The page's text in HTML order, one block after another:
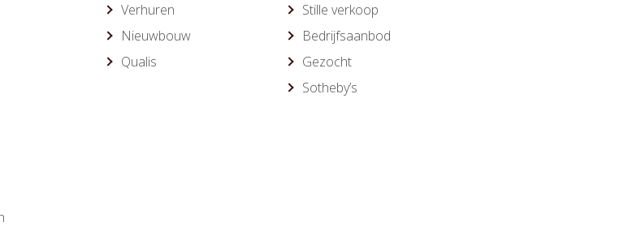
Verhuren
Nieuwbouw
Qualis
Stille verkoop
Bedrijfsaanbod
Gezocht
Sotheby’s